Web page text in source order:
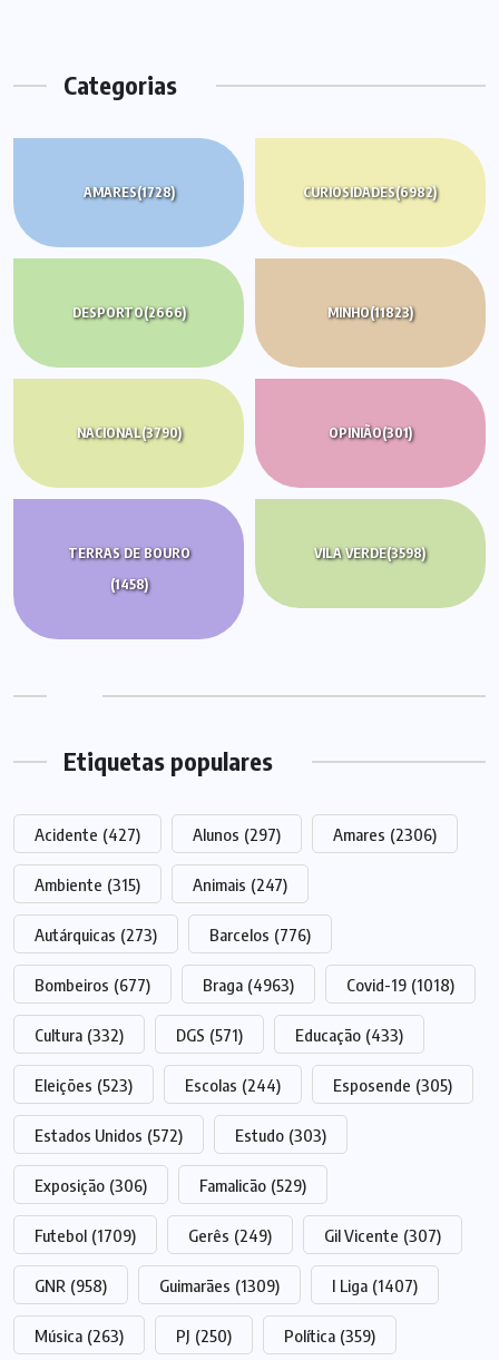
Categorias
AMARES(1728) CURIOSIDADES(6982)
DESPORTO(2666) MINHO(11823)
NACIONAL(3790) OPINIÃO(301)
TERRAS DE BOURO
(1458)
VILA VERDE(3598)
Etiquetas populares
Acidente (427) Alunos (297) Amares (2306)
Ambiente (315) Animais (247)
Autárquicas (273) Barcelos (776)
Bombeiros (677) Braga (4963) Covid-19 (1018)
Cultura (332) DGS (571) Educação (433)
Eleições (523) Escolas (244) Esposende (305)
Estados Unidos (572) Estudo (303)
Exposição (306) Famalicão (529)
Futebol (1709) Gerês (249) Gil Vicente (307)
GNR (958) Guimarães (1309) I Liga (1407)
Música (263) PJ (250) Política (359)